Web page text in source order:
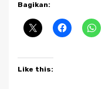
Bagikan:
Like this: